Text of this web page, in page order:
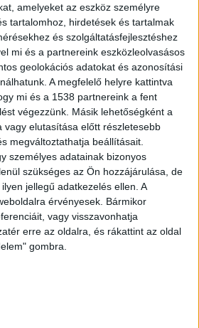
amelyeket az eszköz személyre
tartalomhoz, hirdetések és tartalmak
és szolgáltatásfejlesztéshez
mi és a partnereink eszközleolvasásos
geolokációs adatokat és azonosítási
A megfelelő helyre kattintva
mi és a 1538 partnereink a fent
végezzünk. Másik lehetőségként a
vagy elutasítása előtt részletesebb
megváltoztathatja beállításait.
személyes adatainak bizonyos
szükséges az Ön hozzájárulása, de
jellegű adatkezelés ellen. A
érvényesek. Bármikor
vagy visszavonhatja
erre az oldalra, és rákattint az oldal
gombra.
Majdnem
a vendég, amikor
ezer forintos számlát